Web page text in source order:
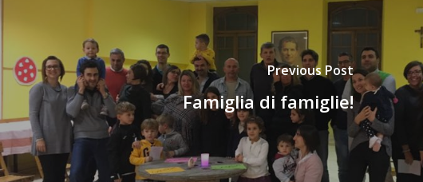
Previous Post
Famiglia di famiglie!